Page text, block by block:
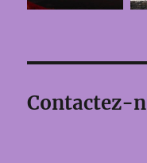
Contactez-